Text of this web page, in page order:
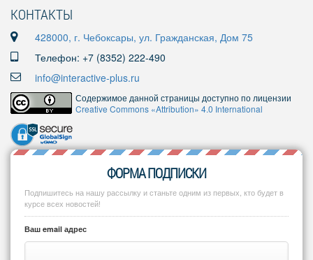
КОНТАКТЫ
428000, г. Чебоксары, ул. Гражданская, Дом 75
Телефон: +7 (8352) 222-490
info@interactive-plus.ru
Содержимое данной страницы доступно по лицензии
Creative Commons «Attribution» 4.0 International
ФОРМА ПОДПИСКИ
Подпишитесь на нашу рассылку и станьте одним из первых, кто будет в
курсе всех новостей!
Ваш email адрес